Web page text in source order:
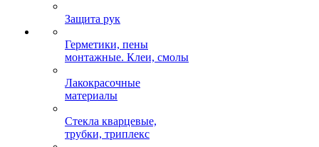
Защита рук
Герметики, пены
монтажные. Клеи, смолы
Лакокрасочные
материалы
Стекла кварцевые,
трубки, триплекс